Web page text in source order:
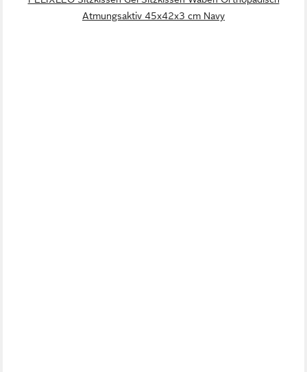
Atmungsaktiv 45x42x3 cm Navy